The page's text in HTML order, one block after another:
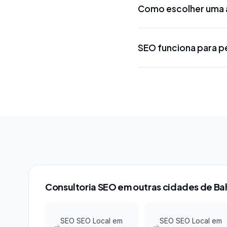
projeto. Projetos
Como escolher uma
conhecimento das
SEO funciona para
Consultoria SEO em outras cidades de
SEO SEO Local em
SEO SEO Local em